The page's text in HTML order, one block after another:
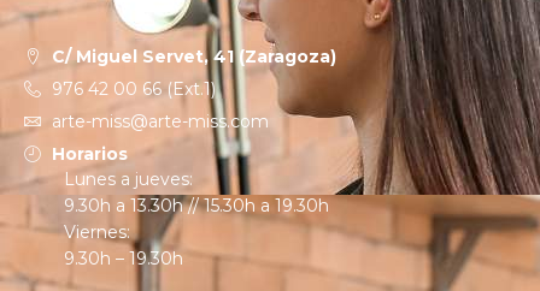
C/ Miguel Servet, 41 (Zaragoza)
976 42 00 66 (Ext.1)
arte-miss@arte-miss.com
Horarios
Lunes a jueves:
9.30h a 13.30h // 15.30h a 19.30h
Viernes:
9.30h – 19.30h